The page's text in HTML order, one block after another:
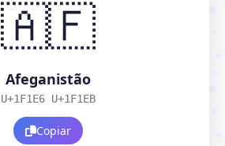
🇦🇫
Afeganistão
U+1F1E6 U+1F1EB
Copiar